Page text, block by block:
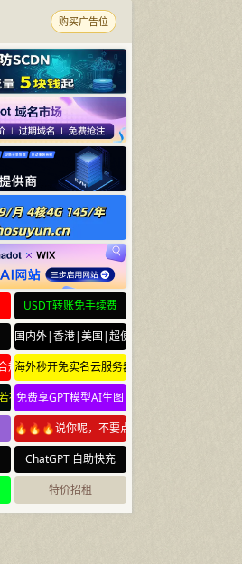
878.info qq.md lll.news
购买广告位
USDT转账免手续费
国内外|香港|美国|超便宜云服务器
规海外秒开免实名云服务器
社区 leiruo.com
免费享GPT模型AI生图
🔥🔥🔥说你呢，不要点🔥🔥🔥
ChatGPT 自助快充
特价招租